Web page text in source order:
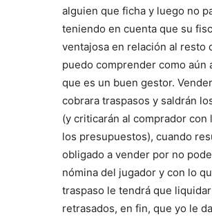
alguien que ficha y luego no
teniendo en cuenta que su
ventajosa en relación al resto
puedo comprender como aún
que es un buen gestor.
cobrara traspasos y saldrán
(y criticarán al comprador con
los presupuestos), cuando
obligado a vender por no
nómina del jugador y con lo
traspaso le tendrá que
retrasados, en fin, que yo le